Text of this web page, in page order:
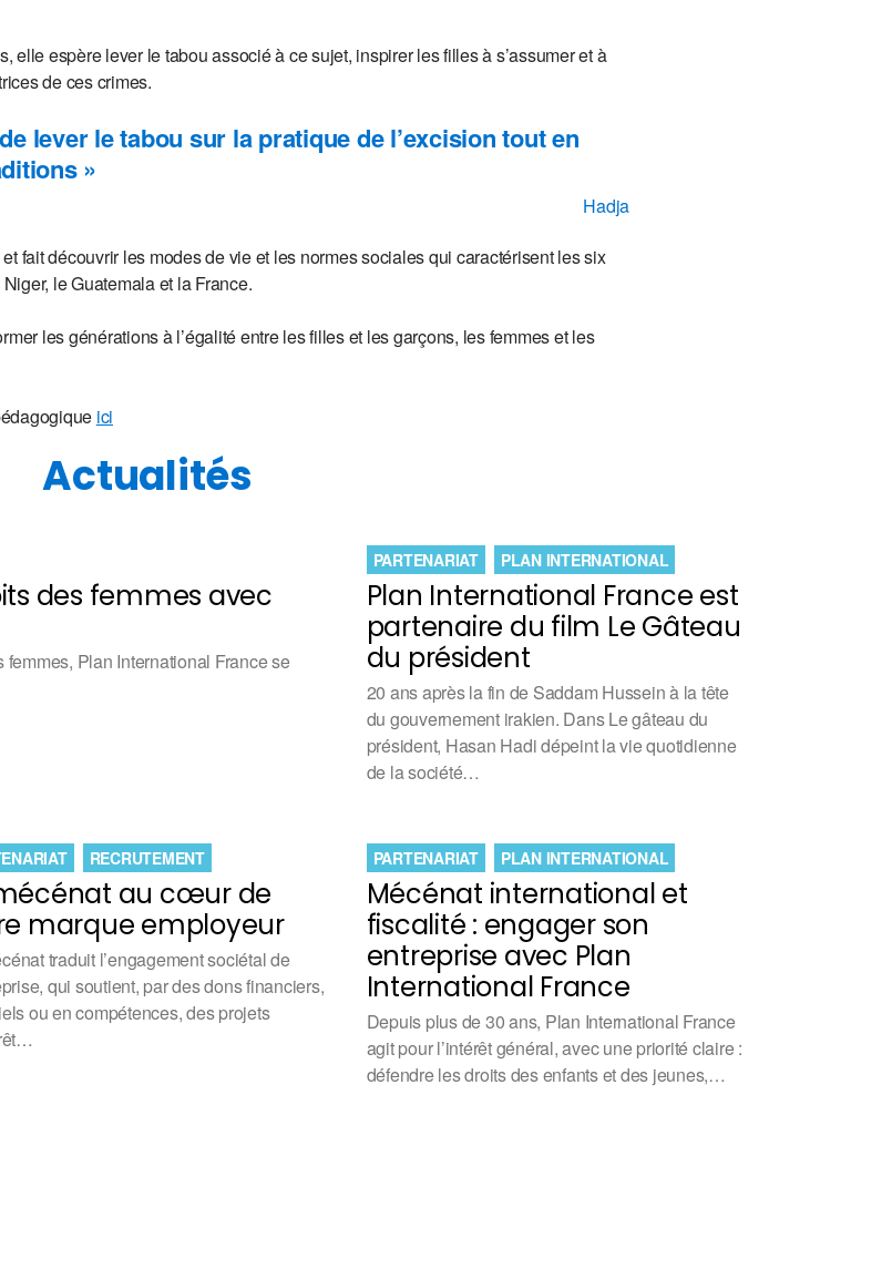
elle espère lever le tabou associé à ce sujet, inspirer les filles à s’assumer et à
de ces crimes.
lever le tabou sur la pratique de l’excision tout en
»
Hadja
fait découvrir les modes de vie et les normes sociales qui caractérisent les six
le Guatemala et la France.
les générations à l’égalité entre les filles et les garçons, les femmes et les
ici
Actualités
des femmes avec
Plan International France se
Plan International France est
partenaire du film Le Gâteau
du président
PARTENARIAT PLAN INTERNATIONAL
20 ans après la fin de Saddam Hussein à la tête
du gouvernement irakien. Dans Le gâteau du
président, Hasan Hadi dépeint la vie quotidienne
de la société…
au cœur de
marque employeur
RECRUTEMENT
traduit l’engagement sociétal de
qui soutient, par des dons financiers,
ou en compétences, des projets
Mécénat international et
fiscalité : engager son
entreprise avec Plan
International France
PARTENARIAT PLAN INTERNATIONAL
Depuis plus de 30 ans, Plan International France
agit pour l’intérêt général, avec une priorité claire :
défendre les droits des enfants et des jeunes,…